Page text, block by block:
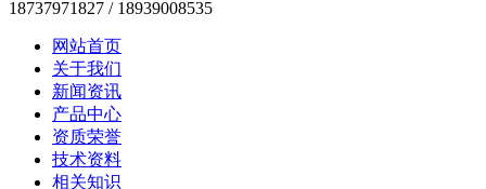
18737971827 / 18939008535
网站首页
关于我们
新闻资讯
产品中心
资质荣誉
技术资料
相关知识